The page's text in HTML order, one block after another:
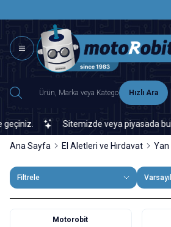
Hızlı Ara
Sitemizde veya piyasada
Ana Sayfa El Aletleri ve Hırdavat Yan
Filtrele
Motorobit